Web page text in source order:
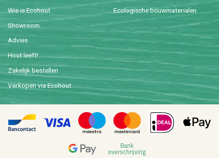
Wie is Eco­hout
Show­room
Ad­vies
Hout leeft!
Za­ke­lijk be­stel­len
Ver­ko­pen via Eco­hout
Eco­lo­gi­sche bouw­ma­te­ri­a­len
Bank
over­schrij­ving